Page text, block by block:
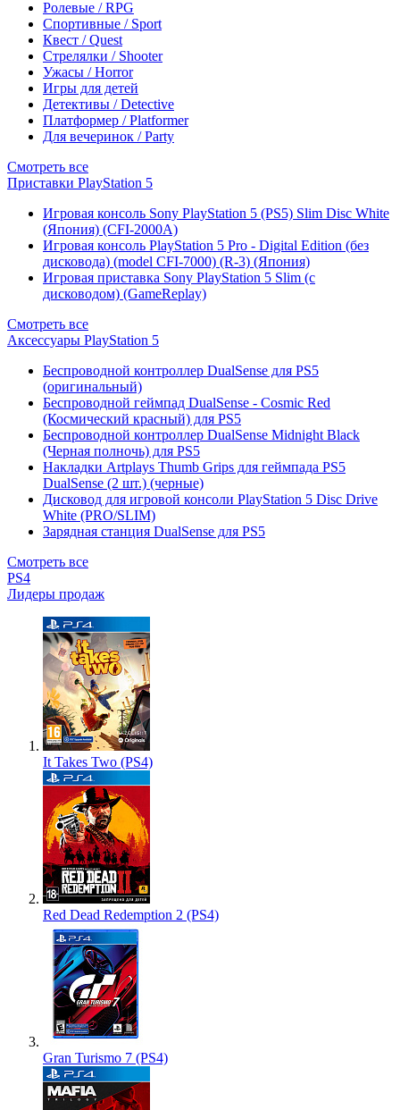
Ролевые / RPG
Спортивные / Sport
Квест / Quest
Стрелялки / Shooter
Ужасы / Horror
Игры для детей
Детективы / Detective
Платформер / Platformer
Для вечеринок / Party
Смотреть все
Приставки PlayStation 5
Игровая консоль Sony PlayStation 5 (PS5) Slim Disc White
(Япония) (CFI-2000A)
Игровая консоль PlayStation 5 Pro - Digital Edition (без
дисковода) (model CFI-7000) (R-3) (Япония)
Игровая приставка Sony PlayStation 5 Slim (с
дисководом) (GameReplay)
Смотреть все
Аксессуары PlayStation 5
Беспроводной контроллер DualSense для PS5
(оригинальный)
Беспроводной геймпад DualSense - Cosmic Red
(Космический красный) для PS5
Беспроводной контроллер DualSense Midnight Black
(Черная полночь) для PS5
Накладки Artplays Thumb Grips для геймпада PS5
DualSense (2 шт.) (черные)
Дисковод для игровой консоли PlayStation 5 Disc Drive
White (PRO/SLIM)
Зарядная станция DualSense для PS5
Смотреть все
PS4
Лидеры продаж
It Takes Two (PS4)
Red Dead Redemption 2 (PS4)
Gran Turismo 7 (PS4)